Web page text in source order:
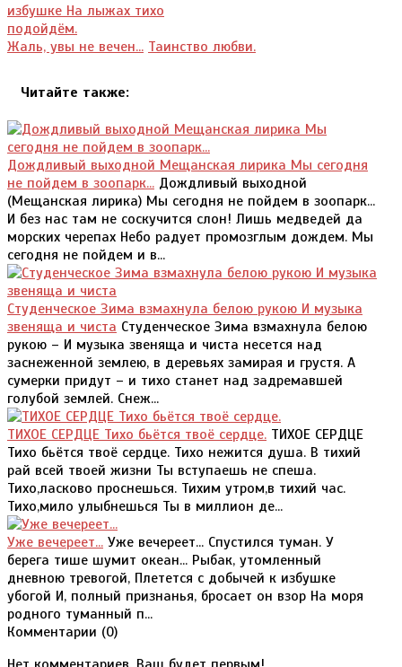
Жаль, увы не вечен... Таинство любви.
Читайте также:
Дождливый выходной Мещанская лирика Мы сегодня
не пойдем в зоопарк... Дождливый выходной
(Мещанская лирика) Мы сегодня не пойдем в зоопарк...
И без нас там не соскучится слон! Лишь медведей да
морских черепах Небо радует промозглым дождем. Мы
сегодня не пойдем и в...
Студенческое Зима взмахнула белою рукою И музыка
звеняща и чиста Студенческое Зима взмахнула белою
рукою – И музыка звеняща и чиста несется над
заснеженной землею, в деревьях замирая и грустя. А
сумерки придут – и тихо станет над задремавшей
голубой землей. Снеж...
ТИХОЕ СЕРДЦЕ Тихо бьётся твоё сердце. ТИХОЕ СЕРДЦЕ
Тихо бьётся твоё сердце. Тихо нежится душа. В тихий
рай всей твоей жизни Ты вступаешь не спеша.
Тихо,ласково проснешься. Тихим утром,в тихий час.
Тихо,мило улыбнешься Ты в миллион де...
Уже вечереет... Уже вечереет... Спустился туман. У
берега тише шумит океан... Рыбак, утомленный
дневною тревогой, Плетется с добычей к избушке
убогой И, полный признанья, бросает он взор На моря
родного туманный п...
Комментарии (0)